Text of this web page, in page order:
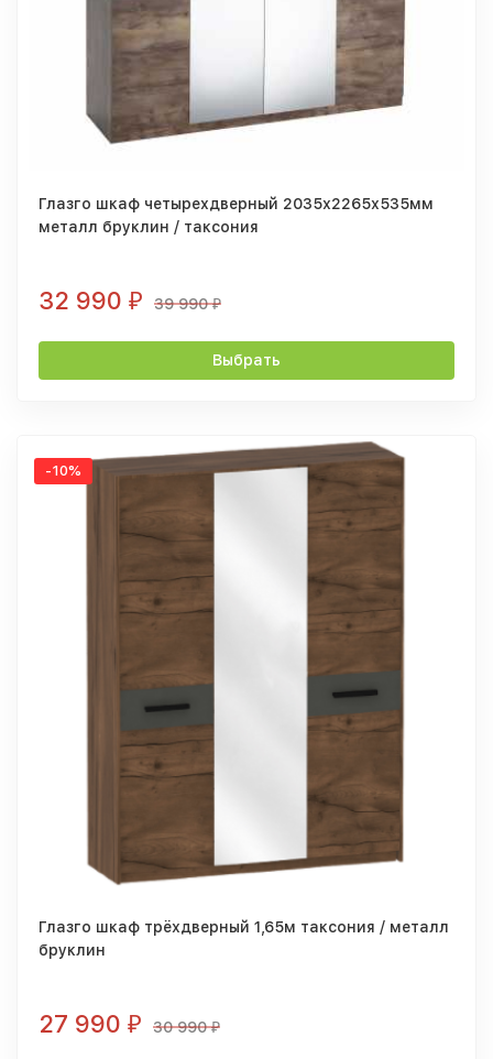
Глазго шкаф четырехдверный 2035х2265х535мм
металл бруклин / таксония
32 990 ₽ 39 990₽
Выбрать
-10%
Глазго шкаф трёхдверный 1,65м таксония / металл
бруклин
27 990 ₽ 30 990₽